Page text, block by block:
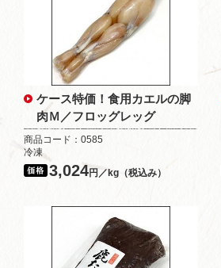
ケース特価！食用カエルの脚
肉Ｍ／フロッグレッグ
商品コード：0585
冷凍
3,024円／kg（税込み）